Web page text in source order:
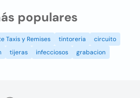
populares
Taxis y Remises tintoreria
circuito
tijeras infecciosos
grabacion